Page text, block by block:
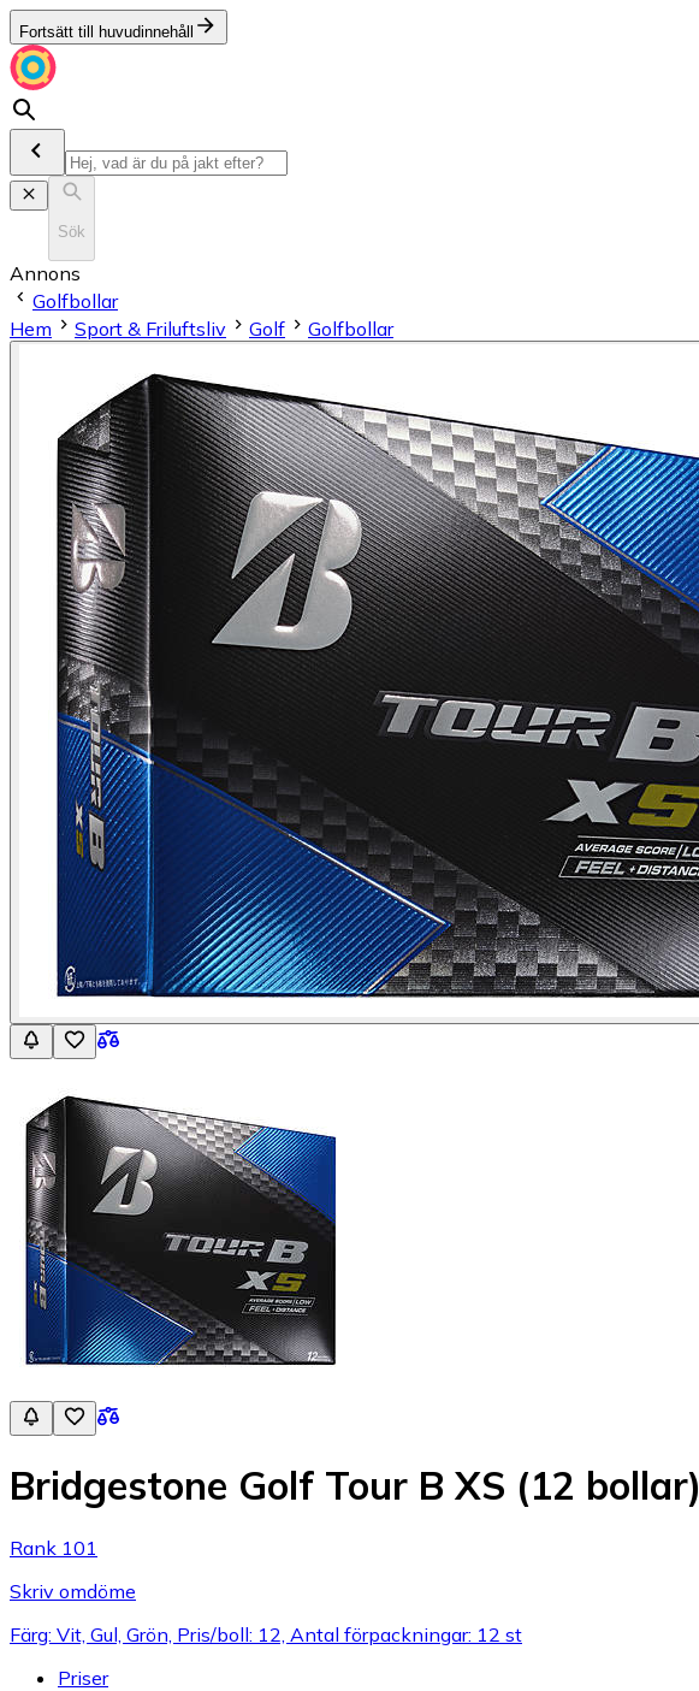
Fortsätt till huvudinnehåll
Sök
Annons
Golfbollar
Hem
Sport & Friluftsliv Golf Golfbollar
Bridgestone Golf Tour B XS (12 bollar)
Rank 101
Skriv omdöme
Färg: Vit, Gul, Grön, Pris/boll: 12, Antal förpackningar: 12 st
Priser